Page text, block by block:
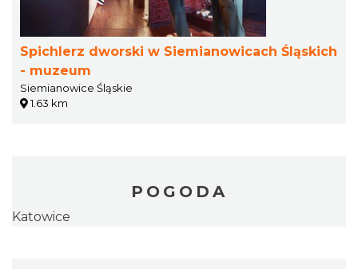
Spichlerz dworski w Siemianowicach Śląskich
- muzeum
Siemianowice Śląskie
1.63 km
POGODA
Katowice